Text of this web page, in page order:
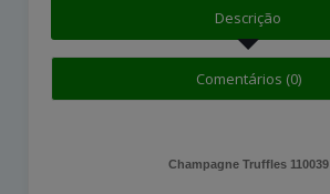
Descrição
Comentários (0)
Champagne Truffles 110039